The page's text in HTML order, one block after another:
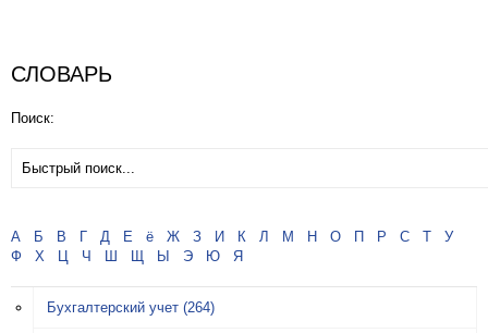
СЛОВАРЬ
Поиск:
А Б В Г Д Е ё Ж З И К Л М Н О П Р С Т
У
Ф
Х Ц Ч Ш Щ Ы Э Ю Я
Бухгалтерский учет (264)